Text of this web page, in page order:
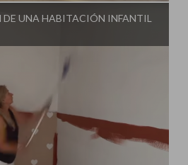
UNA HABITACIÓN INFANTIL